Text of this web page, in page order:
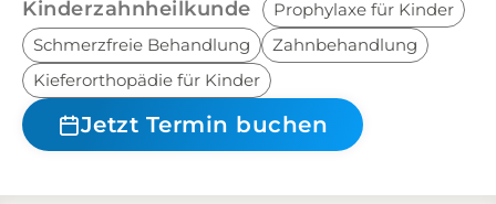
Kinderzahnheilkunde
Prophylaxe für Kinder
Schmerzfreie Behandlung
Zahnbehandlung
Kieferorthopädie für Kinder
Jetzt Termin buchen